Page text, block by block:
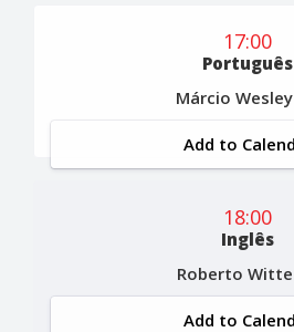
17:00
Português
Márcio Wesley
Add to
18:00
Inglês
Roberto Witte
Add to